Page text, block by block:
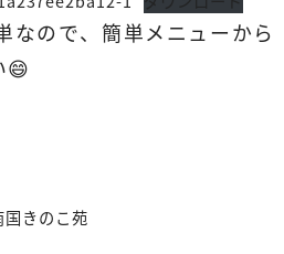
なので、簡単メニューから
😄
国きのこ苑